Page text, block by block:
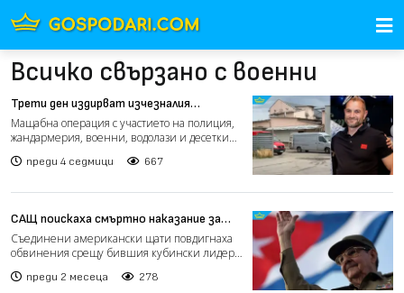
Всичко свързано с военни
Трети ден издирват изчезналия
управител на хлебозавод в Павликени
(видео)
Мащабна операция с участието на полиция,
жандармерия, военни, водолази и десетки
преди 4 седмици 667
САЩ поискаха смъртно наказание за
кубинския лидер Раул Кастро
Съединени американски щати повдигнаха
обвинения срещу бившия кубински лидер
преди 2 месеца 278